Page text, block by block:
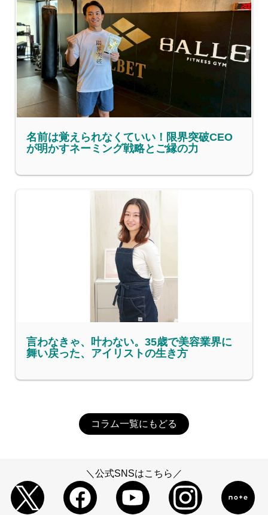
名前は覚えられなくていい！限界突破CEO
が明かすネーミング戦略とご縁の力
言わなきゃ、叶わない。35歳で美容業界に
舞い戻った、アイリストの生き方
コラム一覧にもどる
＼公式SNSはこちら／